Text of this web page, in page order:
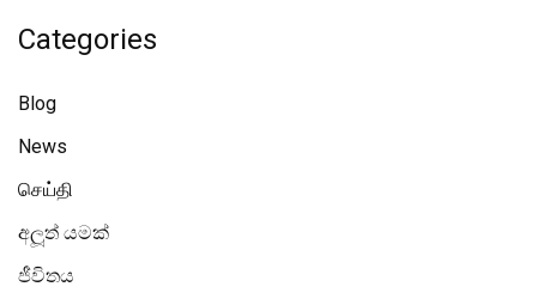
Categories
Blog
News
செய்தி
අලූත් යමක්
ජීවිතය